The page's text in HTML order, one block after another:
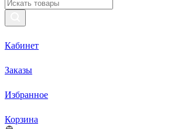
Кабинет
Заказы
Избранное
Корзина